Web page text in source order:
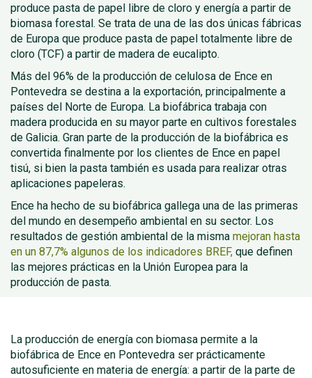
produce pasta de papel libre de cloro y energía a partir de
biomasa forestal. Se trata de una de las dos únicas fábricas
de Europa que produce pasta de papel totalmente libre de
cloro (TCF) a partir de madera de eucalipto.
Más del 96% de la producción de celulosa de Ence en
Pontevedra se destina a la exportación, principalmente a
países del Norte de Europa. La biofábrica trabaja con
madera producida en su mayor parte en cultivos forestales
de Galicia. Gran parte de la producción de la biofábrica es
convertida finalmente por los clientes de Ence en papel
tisú, si bien la pasta también es usada para realizar otras
aplicaciones papeleras.
Ence ha hecho de su biofábrica gallega una de las primeras
del mundo en desempeño ambiental en su sector. Los
resultados de gestión ambiental de la misma mejoran hasta
en un 87,7% algunos de los indicadores BREF, que definen
las mejores prácticas en la Unión Europea para la
producción de pasta.
La producción de energía con biomasa permite a la
biofábrica de Ence en Pontevedra ser prácticamente
autosuficiente en materia de energía: a partir de la parte de